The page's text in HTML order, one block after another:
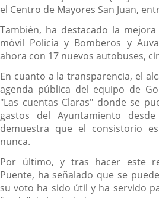
el Centro de Mayores San Juan,
También, ha destacado la
móvil Policía y Bomberos y
ahora con 17 nuevos autobuses,
En cuanto a la transparencia, el
agenda pública del equipo de
"Las cuentas Claras" donde se
gastos del Ayuntamiento
demuestra que el consistorio
nunca.
Por último, y tras hacer este
Puente, ha señalado que se
su voto ha sido útil y ha servido